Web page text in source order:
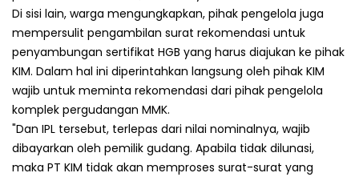
Di sisi lain, warga mengungkapkan, pihak pengelola juga
mempersulit pengambilan surat rekomendasi untuk
penyambungan sertifikat HGB yang harus diajukan ke pihak
KIM. Dalam hal ini diperintahkan langsung oleh pihak KIM
wajib untuk meminta rekomendasi dari pihak pengelola
komplek pergudangan MMK.
"Dan IPL tersebut, terlepas dari nilai nominalnya, wajib
dibayarkan oleh pemilik gudang. Apabila tidak dilunasi,
maka PT KIM tidak akan memproses surat-surat yang